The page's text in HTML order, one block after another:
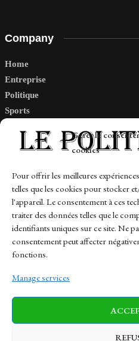
Gérer le
cookies
Pour offrir les meilleures
telles que les cookies pour stocker
l'appareil. Le consentement à ces
traiter des données telles que le
identifiants uniques sur ce site. Ne
consentement peut affecter
fonctions.
Manage services
Company
Home
Entreprise
Politique
Sports
Links
Contact
Sitemap
News Finance-
Business Tech